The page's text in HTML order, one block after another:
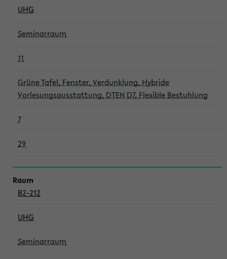
UHG
Seminarraum
11
Grüne Tafel, Fenster, Verdunklung, Hybride
Vorlesungsausstattung, DTEN D7, Flexible Bestuhlung
7
29
B2-212
UHG
Seminarraum